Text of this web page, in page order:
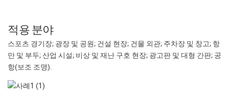
적용 분야
스포츠 경기장; 광장 및 공원; 건설 현장; 건물 외관; 주차장 및 창고; 항
만 및 부두; 산업 시설; 비상 및 재난 구호 현장; 광고판 및 대형 간판; 공
항(보조 조명).